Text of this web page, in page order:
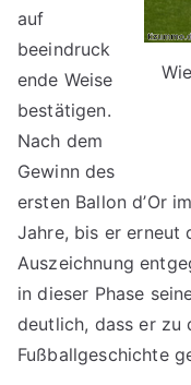
auf
beeindruck
ende Weise
bestätigen.
Nach dem
Gewinn des
ersten Ballon d’Or
Jahre, bis er erneut
Auszeichnung
in dieser Phase
deutlich, dass er zu
Fußballgeschichte